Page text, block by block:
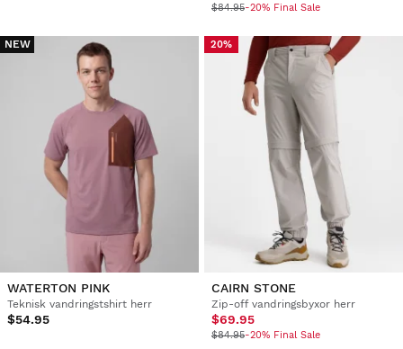
$84.95-20% Final Sale
NEW
WATERTON PINK
Teknisk vandringstshirt herr
$54.95
20%
CAIRN STONE
Zip-off vandringsbyxor herr
$69.95
$84.95-20% Final Sale